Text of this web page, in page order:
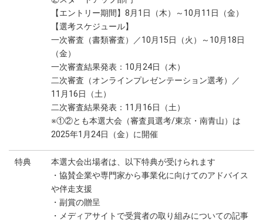
【エントリー期間】8月1日（木）～10月11日（金）
【選考スケジュール】
一次審査（書類審査）／10月15日（火）～10月18日
（金）
一次審査結果発表：10月24日（木）
二次審査（オンラインプレゼンテーション選考）／
11月16日（土）
二次審査結果発表：11月16日（土）
※①②とも本選大会（審査員選考/東京・南青山）は
2025年1月24日（金）に開催
特典
本選大会出場者は、以下特典が受けられます
・協賛企業や専門家から事業化に向けてのアドバイス
や伴走支援
・副賞の贈呈
・メディアサイトで受賞者の取り組みについての記事